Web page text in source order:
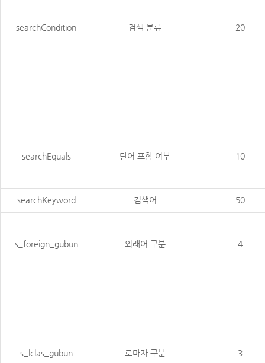
searchCondition 검색 분류 20
searchEquals 단어 포함 여부 10
searchKeyword 검색어 50
s_foreign_gubun 외래어 구분 4
s_lclas_gubun 로마자 구분 3